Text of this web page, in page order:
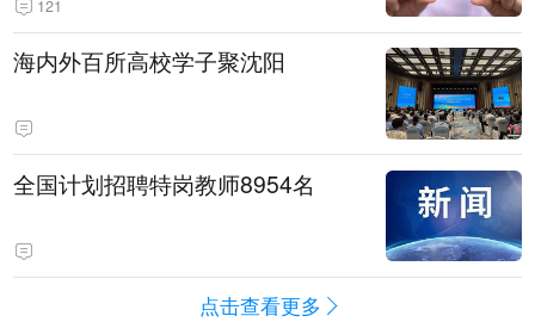
121
海内外百所高校学子聚沈阳
全国计划招聘特岗教师8954名
点击查看更多